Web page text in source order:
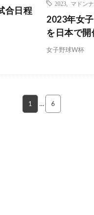
合日程
2023
マドン
2023年女
を日本で開
女子野球W杯
1 … 6